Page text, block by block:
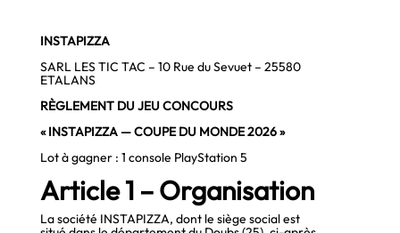
INSTAPIZZA
SARL LES TIC TAC – 10 Rue du Sevuet – 25580
ETALANS
RÈGLEMENT DU JEU CONCOURS
« INSTAPIZZA — COUPE DU MONDE 2026 »
Lot à gagner : 1 console PlayStation 5
Article 1 – Organisation
La société INSTAPIZZA, dont le siège social est